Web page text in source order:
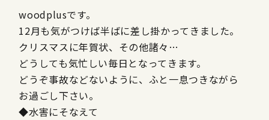
woodplusです。
12月も気がつけば半ばに差し掛かってきました。
クリスマスに年賀状、その他諸々…
どうしても気忙しい毎日となってきます。
どうぞ事故などないように、ふと一息つきながら
お過ごし下さい。
◆水害にそなえて